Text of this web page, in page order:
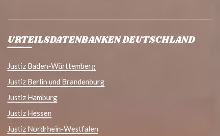
URTEILSDATENBANKEN DEUTSCHLAND
Justiz Baden-Württemberg
Justiz Berlin und Brandenburg
Justiz Hamburg
Justiz Hessen
Justiz Nordrhein-Westfalen